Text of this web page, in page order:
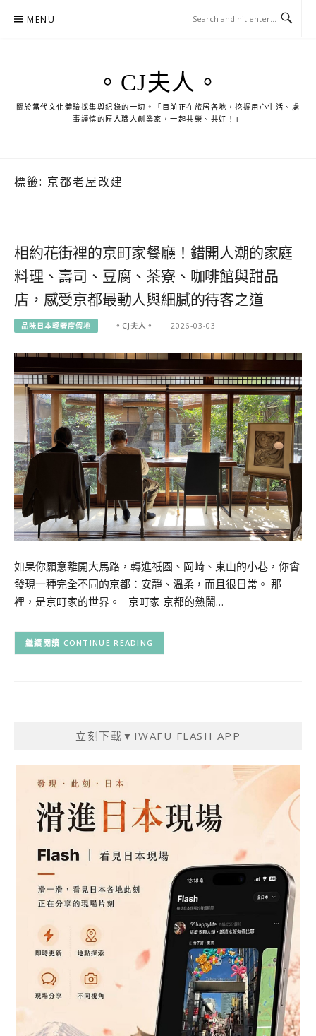
MENU
。CJ夫人。
關於當代文化體驗採集與紀錄的一切。「目前正在旅居各地，挖掘用心生活、處
事謹慎的匠人職人創業家，一起共榮、共好！」
標籤: 京都老屋改建
相約花街裡的京町家餐廳！錯開人潮的家庭
料理、壽司、豆腐、茶寮、咖啡館與甜品
店，感受京都最動人與細膩的待客之道
品味日本輕奢度假地 。CJ夫人。 2026-03-03
如果你願意離開大馬路，轉進祇園、岡崎、東山的小巷，你會
發現一種完全不同的京都：安靜、溫柔，而且很日常。 那
裡，是京町家的世界。 京町家 京都的熱鬧…
CONTINUE READING
立刻下載▼IWAFU FLASH APP